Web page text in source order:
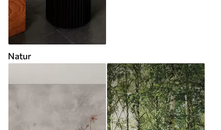
Natur